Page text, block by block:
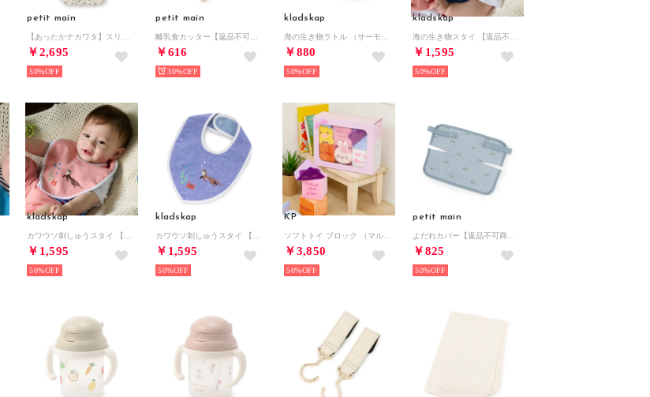
petit main
￥2,695
50%
petit main
￥616
30%
kladskap
￥880
50%
kladskap
￥1,595
50%
kladskap
￥1,595
50%
kladskap
￥1,595
50%
KP
￥3,850
50%
petit main
￥825
50%